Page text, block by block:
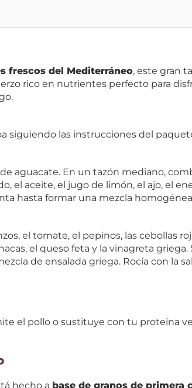
frescos del Mediterráneo, este gran
rico en nutrientes perfecto para
siguiendo las instrucciones del
aguacate. En un tazón mediano,
el aceite, el jugo de limón, el ajo, el
hasta formar una mezcla
el tomate, el pepinos, las cebollas
el queso feta y la vinagreta griega.
de ensalada griega. Rocía con la
el pollo o sustituye con tu proteína
hecho a base de granos de primera